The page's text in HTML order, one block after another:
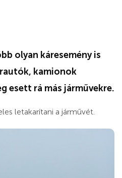
olyan káresemény is
kamionok
esett rá más járművekre.
letakarítani a járművét.